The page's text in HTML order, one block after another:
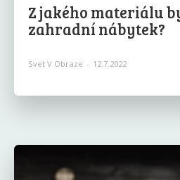
Z jakého materiálu
zahradní nábytek?
Svet V Obraze - 12.7.2022